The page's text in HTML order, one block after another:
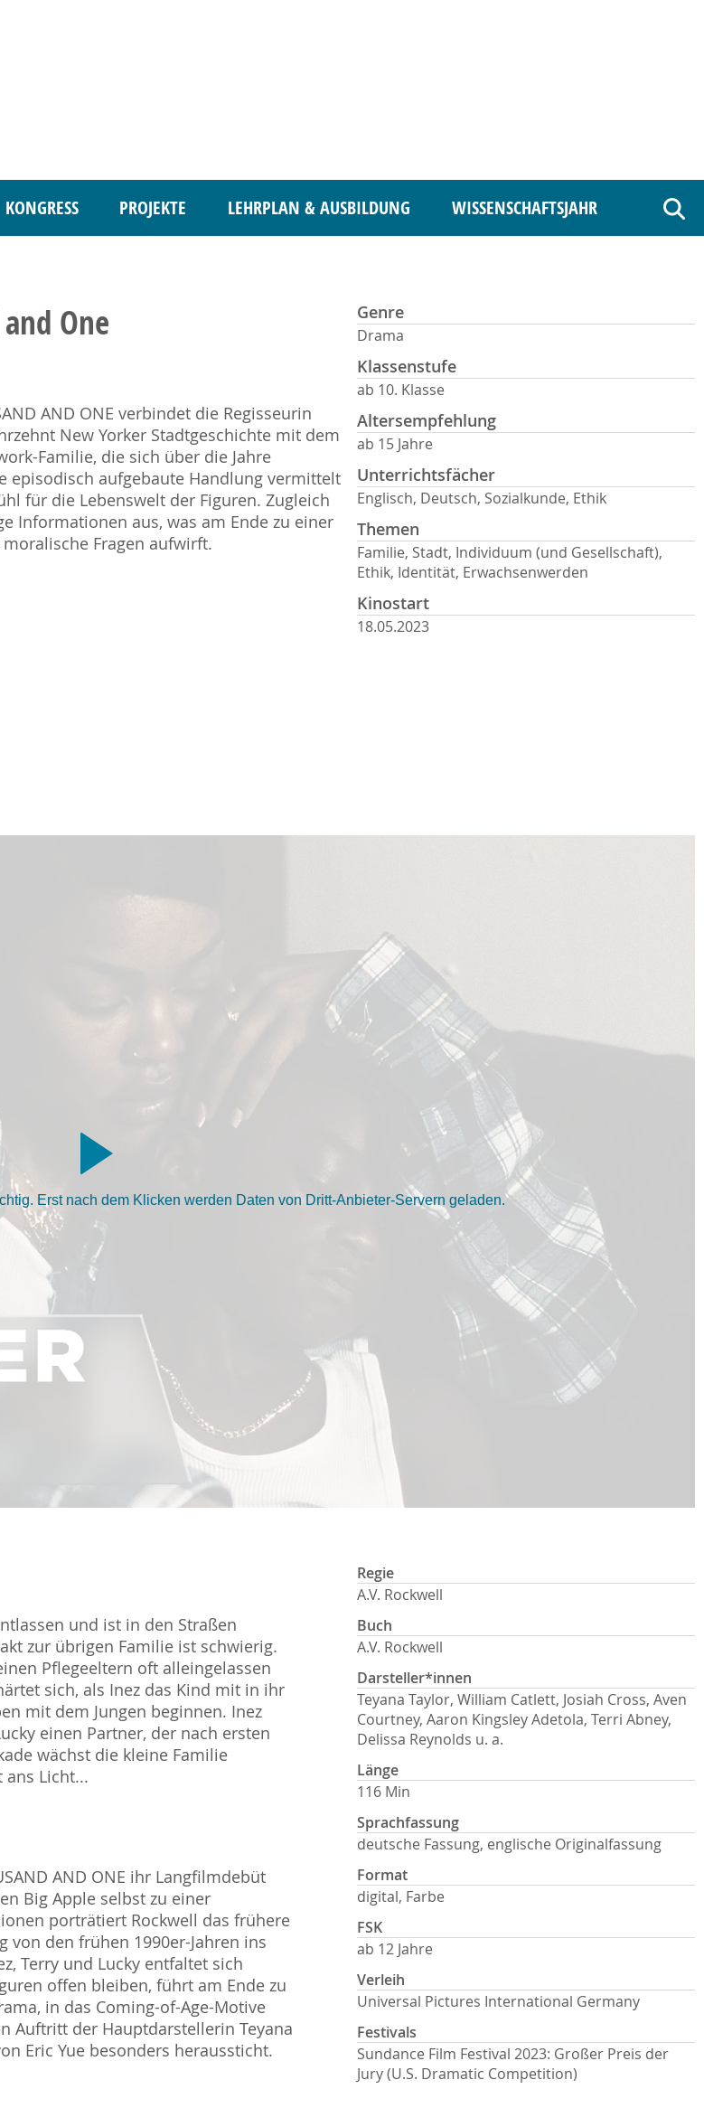
KONGRESS PROJEKTE LEHRPLAN & AUSBILDUNG WISSENSCHAFTSJAHR
One
AND ONE verbindet die Regisseurin
New Yorker Stadtgeschichte mit dem
Familie, die sich über die Jahre
episodisch aufgebaute Handlung vermittelt
für die Lebenswelt der Figuren. Zugleich
Informationen aus, was am Ende zu einer
Fragen aufwirft.
Genre
Drama
Klassenstufe
ab 10. Klasse
Altersempfehlung
ab 15 Jahre
Unterrichtsfächer
Englisch, Deutsch, Sozialkunde, Ethik
Themen
Familie, Stadt, Individuum (und Gesellschaft),
Ethik, Identität, Erwachsenwerden
Kinostart
18.05.2023
Erst nach dem Klicken werden Daten von Dritt-Anbieter-Servern geladen.
und ist in den Straßen
zur übrigen Familie ist schwierig.
Pflegeeltern oft alleingelassen
sich, als Inez das Kind mit in ihr
mit dem Jungen beginnen. Inez
einen Partner, der nach ersten
wächst die kleine Familie
Licht...
AND ONE ihr Langfilmdebüt
Big Apple selbst zu einer
porträtiert Rockwell das frühere
den frühen 1990er-Jahren ins
Terry und Lucky entfaltet sich
offen bleiben, führt am Ende zu
in das Coming-of-Age-Motive
Auftritt der Hauptdarstellerin Teyana
Eric Yue besonders heraussticht.
Regie
A.V. Rockwell
Buch
A.V. Rockwell
Darsteller*innen
Teyana Taylor, William Catlett, Josiah Cross, Aven
Courtney, Aaron Kingsley Adetola, Terri Abney,
Delissa Reynolds u. a.
Länge
116 Min
Sprachfassung
deutsche Fassung, englische Originalfassung
Format
digital, Farbe
FSK
ab 12 Jahre
Verleih
Universal Pictures International Germany
Festivals
Sundance Film Festival 2023: Großer Preis der
Jury (U.S. Dramatic Competition)